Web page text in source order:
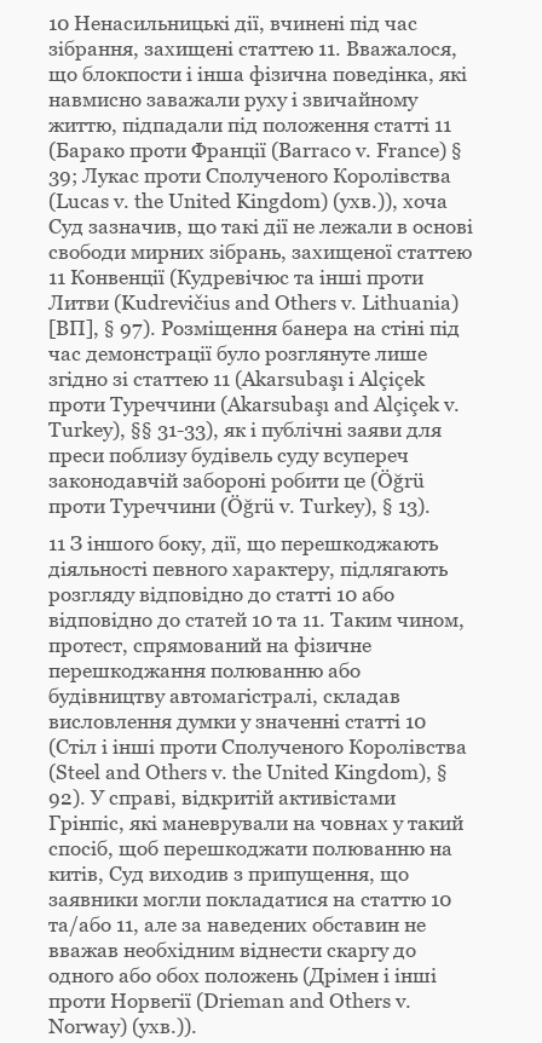
10 Ненасильницькі дії, вчинені під час
зібрання, захищені статтею 11. Вважалося,
що блокпости і інша фізична поведінка, які
навмисно заважали руху і звичайному
життю, підпадали під положення статті 11
(Барако проти Франції (Barraco v. France) §
39; Лукас проти Сполученого Королівства
(Lucas v. the United Kingdom) (ухв.)), хоча
Суд зазначив, що такі дії не лежали в основі
свободи мирних зібрань, захищеної статтею
11 Конвенції (Кудревічюс та інші проти
Литви (Kudrevičius and Others v. Lithuania)
[ВП], § 97). Розміщення банера на стіні під
час демонстрації було розглянуте лише
згідно зі статтею 11 (Akarsubaşı і Alçiçek
проти Туреччини (Akarsubaşı and Alçiçek v.
Turkey), §§ 31-33), як і публічні заяви для
преси поблизу будівель суду всупереч
законодавчій забороні робити це (Öğrü
проти Туреччини (Öğrü v. Turkey), § 13).
11 З іншого боку, дії, що перешкоджають
діяльності певного характеру, підлягають
розгляду відповідно до статті 10 або
відповідно до статей 10 та 11. Таким чином,
протест, спрямований на фізичне
перешкоджання полюванню або
будівництву автомагістралі, складав
висловлення думки у значенні статті 10
(Стіл і інші проти Сполученого Королівства
(Steel and Others v. the United Kingdom), §
92). У справі, відкритій активістами
Грінпіс, які маневрували на човнах у такий
спосіб, щоб перешкоджати полюванню на
китів, Суд виходив з припущення, що
заявники могли покладатися на статтю 10
та/або 11, але за наведених обставин не
вважав необхідним віднести скаргу до
одного або обох положень (Дрімен і інші
проти Норвегії (Drieman and Others v.
Norway) (ухв.)).